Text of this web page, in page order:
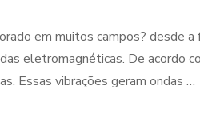
em muitos campos? desde a
eletromagnéticas. De acordo
Essas vibrações geram ondas …